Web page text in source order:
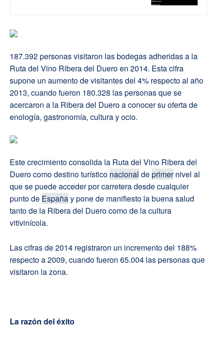
187.392 personas visitaron las bodegas adheridas a la
Ruta del Vino Ribera del Duero en 2014. Esta cifra
supone un aumento de visitantes del 4% respecto al año
2013, cuando fueron 180.328 las personas que se
acercaron a la Ribera del Duero a conocer su oferta de
enología, gastronomía, cultura y ocio.
Este crecimiento consolida la Ruta del Vino Ribera del
Duero como destino turístico nacional deprimernivel al
que se puede acceder por carretera desde cualquier
punto de Españay pone de manifiesto la buena salud
tanto de la Ribera del Duero como de la cultura
vitivinícola.
Las cifras de 2014 registraron un incremento del 188%
respecto a 2009, cuando fueron 65.004 las personas que
visitaron la zona.
La razón del éxito